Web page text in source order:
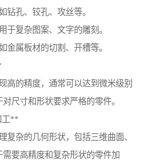
孔、铰孔、攻丝等。
复杂图案、文字的雕刻。
属板材的切割、开槽等。
高的精度，通常可以达到微米级别
尺寸和形状要求严格的零件。
工**
复杂的几何形状，包括三维曲面、
要高精度和复杂形状的零件加